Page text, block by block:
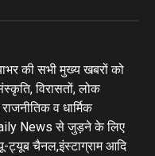
की सभी मुख्य खबरों को
विरासतों, लोक
व धार्मिक
News से जुड़ने के लिए
ट्यूब चैनल,इंस्टाग्राम आदि